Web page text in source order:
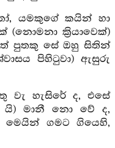
යමකුගේ කයින් හා
(නොමනා ක්‍රියාවෙක්)
පුතකු සේ ඔහු සිතින්
පිහිටුවා) ඇසුරු
වැ හැසිරේ ද, එසේ
යි) මානී නො වේ ද,
ගමට ගියෙහි,